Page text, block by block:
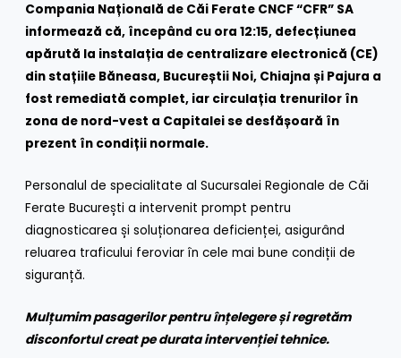
Compania Națională de Căi Ferate CNCF “CFR” SA
informează că, începând cu ora 12:15, defecțiunea
apărută la instalația de centralizare electronică (CE)
din stațiile Băneasa, Bucureștii Noi, Chiajna și Pajura a
fost remediată complet, iar circulația trenurilor în
zona de nord-vest a Capitalei se desfășoară în
prezent în condiții normale.
Personalul de specialitate al Sucursalei Regionale de Căi
Ferate București a intervenit prompt pentru
diagnosticarea și soluționarea deficienței, asigurând
reluarea traficului feroviar în cele mai bune condiții de
siguranță.
Mulțumim pasagerilor pentru înțelegere și regretăm
disconfortul creat pe durata intervenției tehnice.